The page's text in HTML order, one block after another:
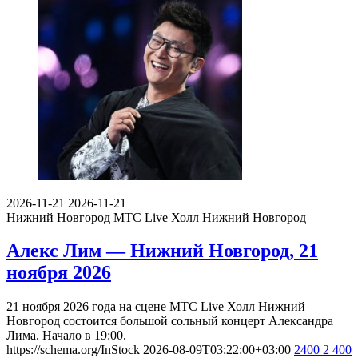
2026-11-21 2026-11-21
Нижний Новгород МТС Live Холл Нижний Новгород
Алекс Лим — Нижний Новгород, 21
ноября 2026
21 ноября 2026 года на сцене МТС Live Холл Нижний
Новгород состоится большой сольный концерт Александра
Лима. Начало в 19:00.
https://schema.org/InStock 2026-08-09T03:22:00+03:00 2400 2 400